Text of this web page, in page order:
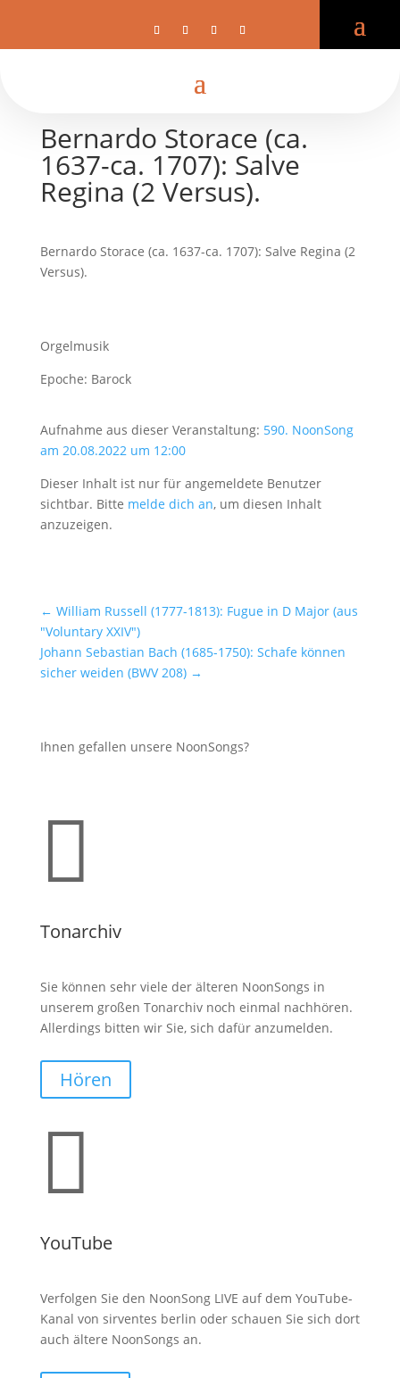
Bernardo Storace (ca.
1637-ca. 1707): Salve
Regina (2 Versus).
Bernardo Storace (ca. 1637-ca. 1707): Salve Regina (2
Versus).
Orgelmusik
Epoche: Barock
Aufnahme aus dieser Veranstaltung: 590. NoonSong
am 20.08.2022 um 12:00
Dieser Inhalt ist nur für angemeldete Benutzer
sichtbar. Bitte melde dich an, um diesen Inhalt
anzuzeigen.
← William Russell (1777-1813): Fugue in D Major (aus
"Voluntary XXIV")
Johann Sebastian Bach (1685-1750): Schafe können
sicher weiden (BWV 208)→
Ihnen gefallen unsere NoonSongs?

Tonarchiv
Sie können sehr viele der älteren NoonSongs in
unserem großen Tonarchiv noch einmal nachhören.
Allerdings bitten wir Sie, sich dafür anzumelden.
Hören

YouTube
Verfolgen Sie den NoonSong LIVE auf dem YouTube-
Kanal von sirventes berlin oder schauen Sie sich dort
auch ältere NoonSongs an.